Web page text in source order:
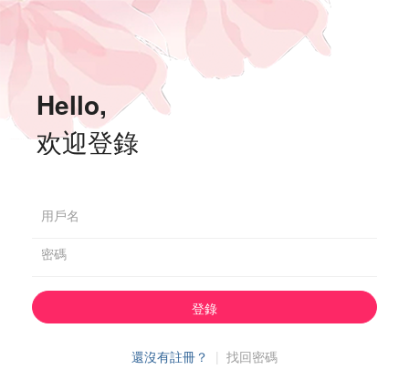
Hello,
欢迎登錄
用戶名
密碼
登錄
還沒有註冊？ | 找回密碼